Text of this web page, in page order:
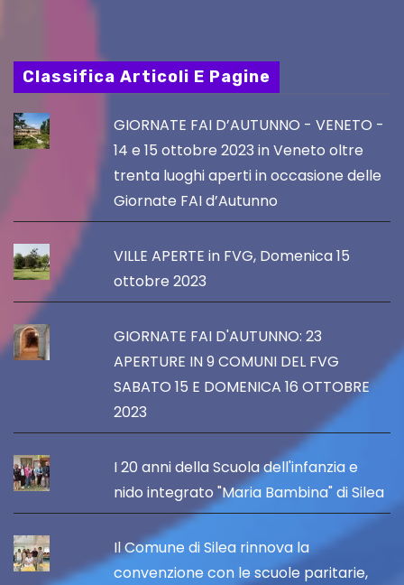
Classifica Articoli E Pagine
GIORNATE FAI D’AUTUNNO - VENETO -
14 e 15 ottobre 2023 in Veneto oltre
trenta luoghi aperti in occasione delle
Giornate FAI d’Autunno
VILLE APERTE in FVG, Domenica 15
ottobre 2023
GIORNATE FAI D'AUTUNNO: 23
APERTURE IN 9 COMUNI DEL FVG
SABATO 15 E DOMENICA 16 OTTOBRE
2023
I 20 anni della Scuola dell'infanzia e
nido integrato "Maria Bambina" di Silea
Il Comune di Silea rinnova la
convenzione con le scuole paritarie,